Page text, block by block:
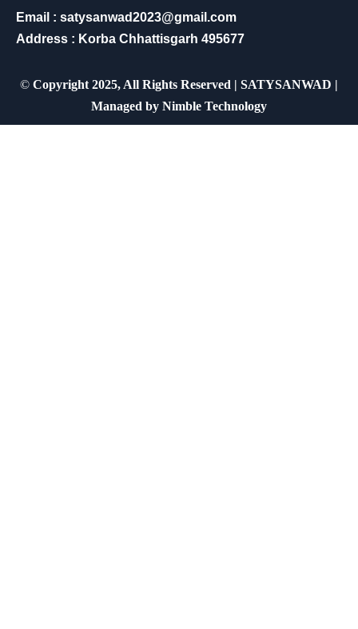
Email : satysanwad2023@gmail.com
Address : Korba Chhattisgarh 495677
© Copyright 2025, All Rights Reserved | SATYSANWAD |
Managed by Nimble Technology